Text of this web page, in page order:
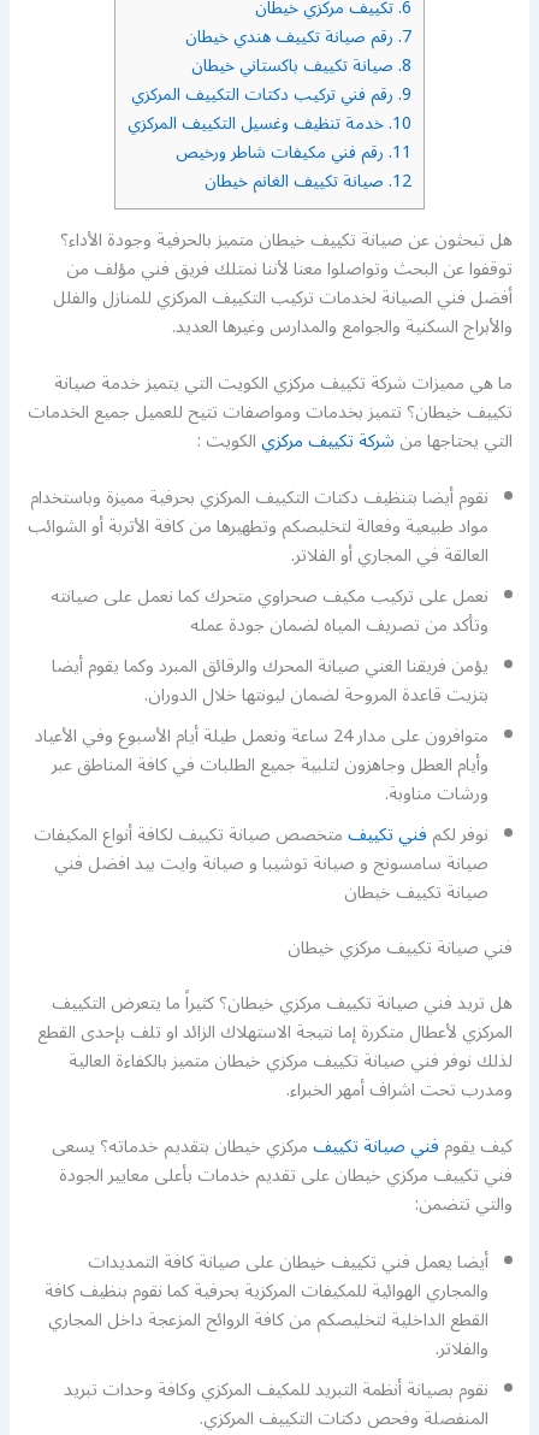
6. تكييف مركزي خيطان
7. رقم صيانة تكييف هندي خيطان
8. صيانة تكييف باكستاني خيطان
9. رقم فني تركيب دكتات التكييف المركزي
10. خدمة تنظيف وغسيل التكييف المركزي
11. رقم فني مكيفات شاطر ورخيص
12. صيانة تكييف الغانم خيطان
هل تبحثون عن صيانة تكييف خيطان متميز بالحرفية وجودة الأداء؟
توقفوا عن البحث وتواصلوا معنا لأننا نمتلك فريق فني مؤلف من
أفضل فني الصيانة لخدمات تركيب التكييف المركزي للمنازل والفلل
والأبراج السكنية والجوامع والمدارس وغيرها العديد.
ما هي مميزات شركة تكييف مركزي الكويت التي يتميز خدمة صيانة
تكييف خيطان؟ تتميز بخدمات ومواصفات تتيح للعميل جميع الخدمات
التي يحتاجها منشركة تكييف مركزيالكويت :
نقوم أيضا بتنظيف دكتات التكييف المركزي بحرفية مميزة وباستخدام
مواد طبيعية وفعالة لتخليصكم وتطهيرها من كافة الأتربة أو الشوائب
العالقة في المجاري أو الفلاتر.
نعمل على تركيب مكيف صحراوي متحرك كما نعمل على صيانته
وتأكد من تصريف المياه لضمان جودة عمله
يؤمن فريقنا الغني صيانة المحرك والرقائق المبرد وكما يقوم أيضا
بتزيت قاعدة المروحة لضمان ليونتها خلال الدوران.
متوافرون على مدار 24 ساعة ونعمل طيلة أيام الأسبوع وفي الأعياد
وأيام العطل وجاهزون لتلبية جميع الطلبات في كافة المناطق عبر
ورشات مناوبة.
نوفر لكمفني تكييفمتخصص صيانة تكييف لكافة أنواع المكيفات
صيانة سامسونج و صيانة توشيبا و صيانة وايت بيد افضل فني
صيانة تكييف خيطان
فني صيانة تكييف مركزي خيطان
هل تريد فني صيانة تكييف مركزي خيطان؟ كثيراً ما يتعرض التكييف
المركزي لأعطال متكررة إما نتيجة الاستهلاك الزائد او تلف بإحدى القطع
لذلك نوفر فني صيانة تكييف مركزي خيطان متميز بالكفاءة العالية
ومدرب تحت اشراف أمهر الخبراء.
كيف يقومفني صيانة تكييفمركزي خيطان بتقديم خدماته؟ يسعى
فني تكييف مركزي خيطان على تقديم خدمات بأعلى معايير الجودة
والتي تتضمن:
أيضا يعمل فني تكييف خيطان على صيانة كافة التمديدات
والمجاري الهوائية للمكيفات المركزية بحرفية كما نقوم بنظيف كافة
القطع الداخلية لتخليصكم من كافة الروائح المزعجة داخل المجاري
والفلاتر.
نقوم بصيانة أنظمة التبريد للمكيف المركزي وكافة وحدات تبريد
المنفصلة وفحص دكتات التكييف المركزي.